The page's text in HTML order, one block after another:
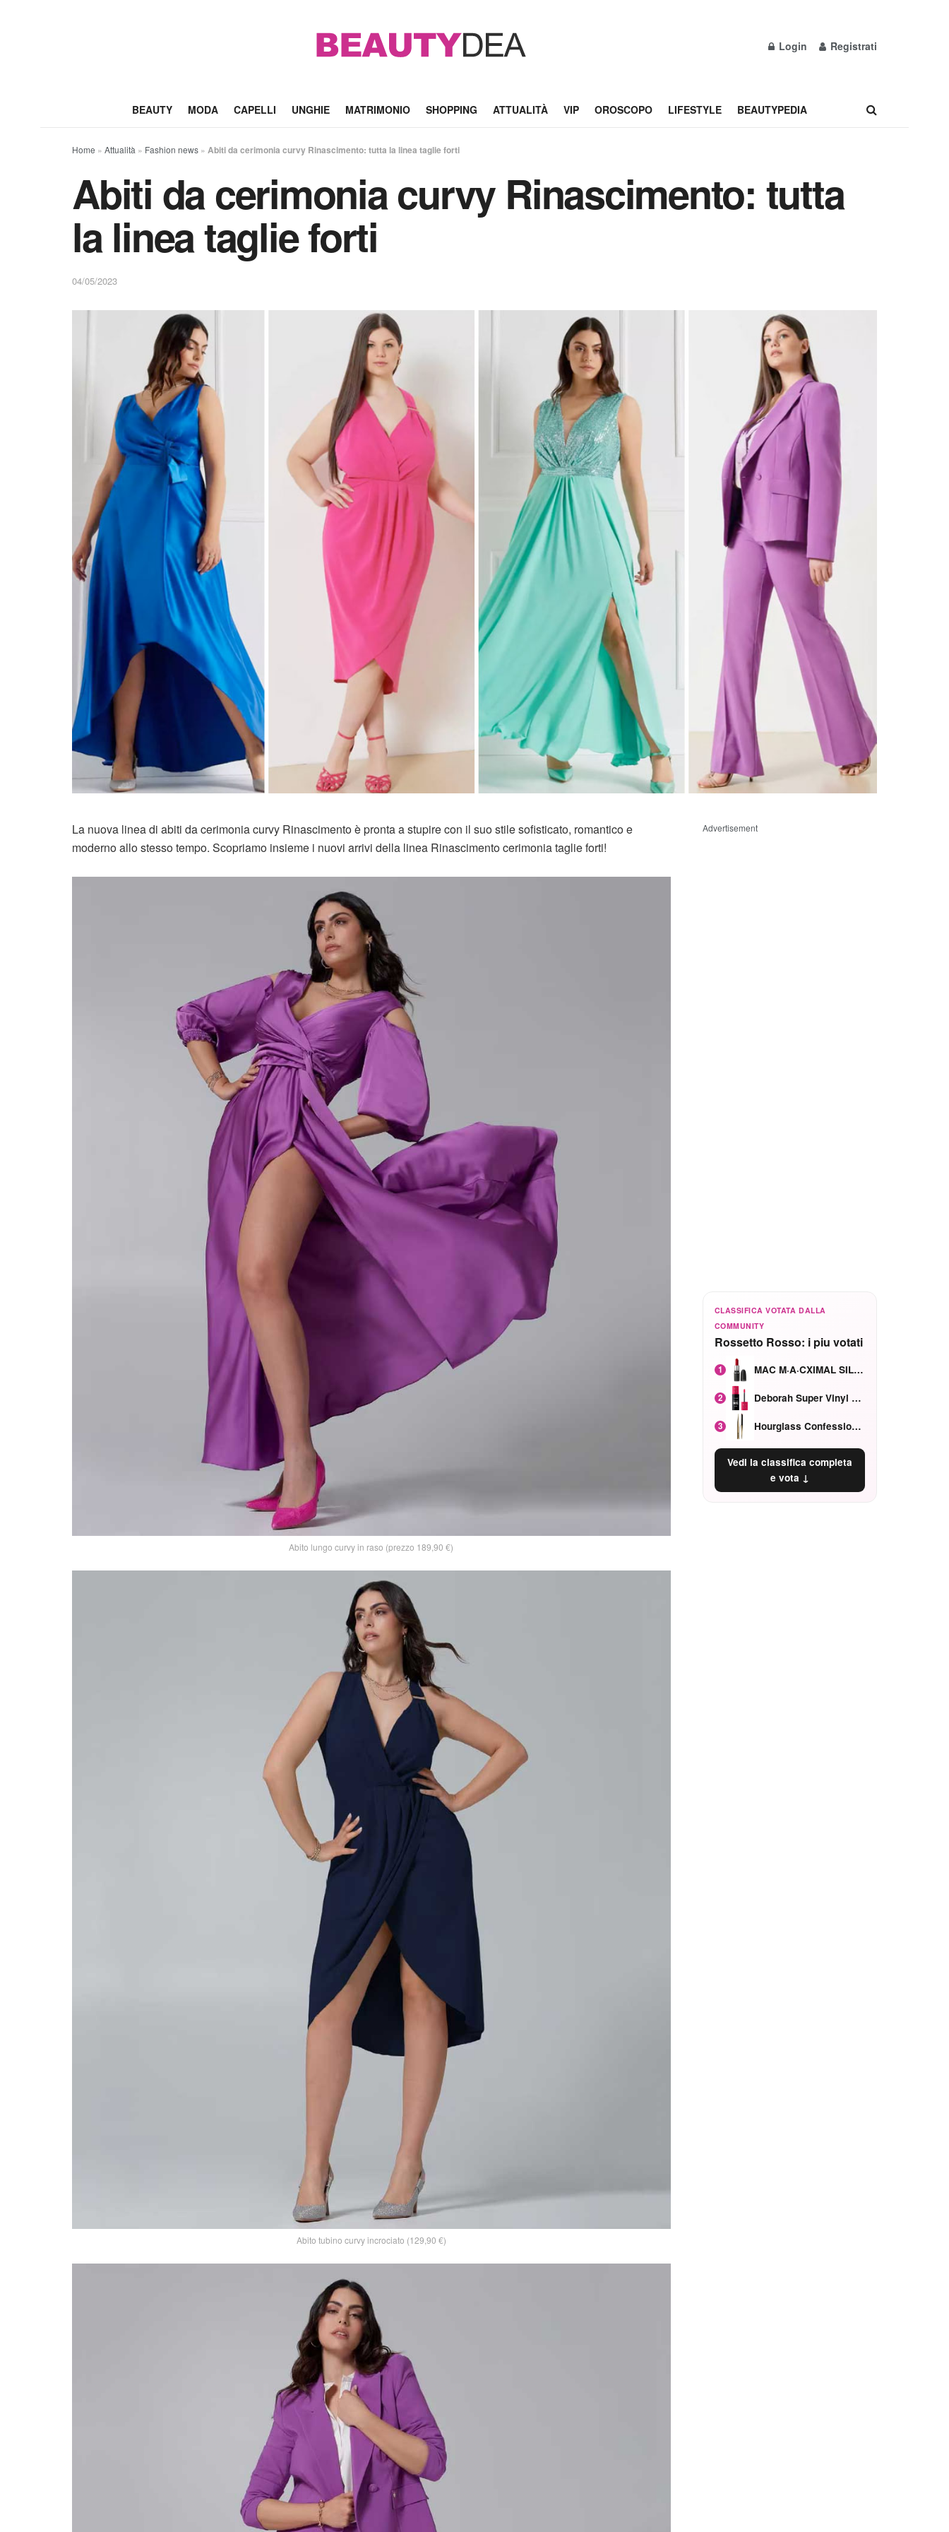
Login Registrati
BEAUTY MODA CAPELLI UNGHIE MATRIMONIO SHOPPING ATTUALITÀ VIP OROSCOPO LIFESTYLE BEAUTYPEDIA
Home » Attualità » Fashion news » Abiti da cerimonia curvy Rinascimento: tutta la linea taglie forti
Abiti da cerimonia curvy Rinascimento: tutta
la linea taglie forti
04/05/2023
La nuova linea di abiti da cerimonia curvy Rinascimento è pronta a stupire con il suo stile sofisticato, romantico e
moderno allo stesso tempo. Scopriamo insieme i nuovi arrivi della linea Rinascimento cerimonia taglie forti!
Abito lungo curvy in raso (prezzo 189,90 €)
Abito tubino curvy incrociato (129,90 €)
Advertisement
CLASSIFICA VOTATA DALLA
COMMUNITY
Rossetto Rosso: i piu votati
1 MAC M·A·CXIMAL SILKY MATTE Red Rock mat
2 Deborah Super Vinyl Shake Rosa Ciliegia
3 Hourglass Confession Ricaricabile Ultra Preciso Ad Alta Intensità Secretly Classic Red
Vedi la classifica completa
e vota ↓